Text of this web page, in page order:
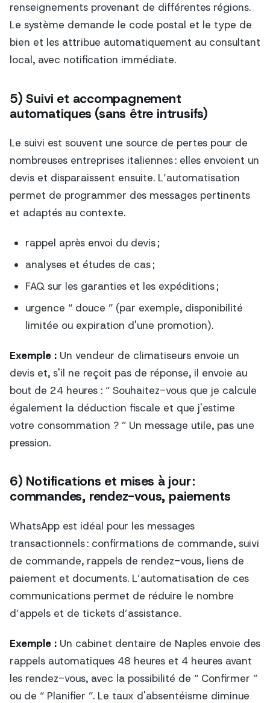
renseignements provenant de différentes régions.
Le système demande le code postal et le type de
bien et les attribue automatiquement au consultant
local, avec notification immédiate.
5) Suivi et accompagnement
automatiques (sans être intrusifs)
Le suivi est souvent une source de pertes pour de
nombreuses entreprises italiennes : elles envoient un
devis et disparaissent ensuite. L’automatisation
permet de programmer des messages pertinents
et adaptés au contexte.
rappel après envoi du devis ;
analyses et études de cas ;
FAQ sur les garanties et les expéditions ;
urgence “ douce ” (par exemple, disponibilité
limitée ou expiration d'une promotion).
Exemple : Un vendeur de climatiseurs envoie un
devis et, s'il ne reçoit pas de réponse, il envoie au
bout de 24 heures : “ Souhaitez-vous que je calcule
également la déduction fiscale et que j'estime
votre consommation ? ” Un message utile, pas une
pression.
6) Notifications et mises à jour :
commandes, rendez-vous, paiements
WhatsApp est idéal pour les messages
transactionnels : confirmations de commande, suivi
de commande, rappels de rendez-vous, liens de
paiement et documents. L’automatisation de ces
communications permet de réduire le nombre
d’appels et de tickets d’assistance.
Exemple : Un cabinet dentaire de Naples envoie des
rappels automatiques 48 heures et 4 heures avant
les rendez-vous, avec la possibilité de “ Confirmer ”
ou de “ Planifier ”. Le taux d'absentéisme diminue